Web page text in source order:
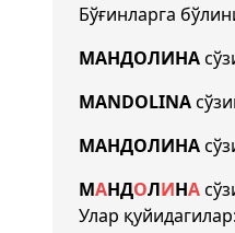
Бўғинларга
МАНДОЛИНА
MANDOLINA
МАНДОЛИНА
МАНДОЛИНА
Улар қуйидагилар: